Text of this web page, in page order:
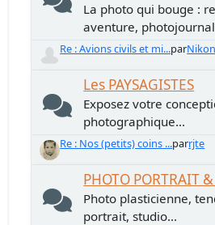
La photo qui bouge :
aventure,
Re : Avions civils et mi...par
Les PAYSAGISTES
Exposez votre
photographique...
Re : Nos (petits) coins ...parrjte
PHOTO PORTRAIT
Photo plasticienne,
portrait, studio...